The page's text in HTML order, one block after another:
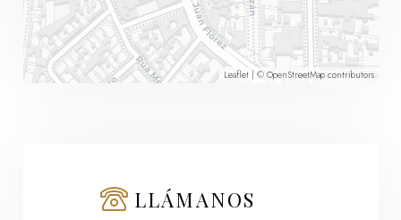
Leaflet| © OpenStreetMapcontributors
LLÁMANOS